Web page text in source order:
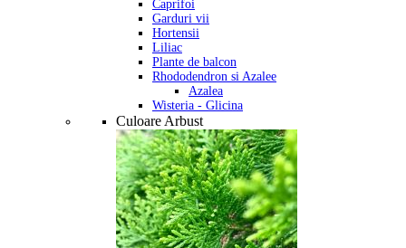
Caprifoi
Garduri vii
Hortensii
Liliac
Plante de balcon
Rhododendron si Azalee
Azalea
Wisteria - Glicina
Culoare Arbust